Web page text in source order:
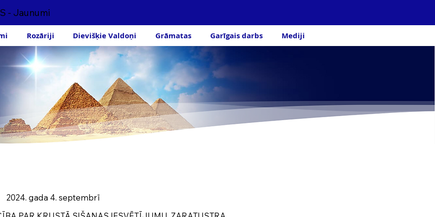
- Jaunumi
2024. gada 4. septembrī
Rozāriji Dievišķie Valdoņi Grāmatas Garīgais darbs Mediji